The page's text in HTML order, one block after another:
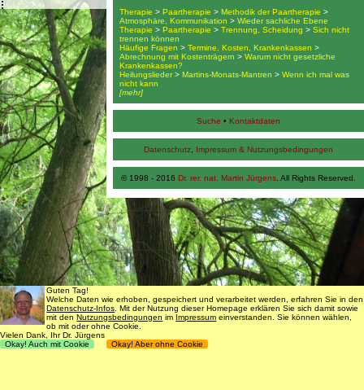
Therapie > Paartherapie > Methodik der Paartherapie >
Atmosphäre, Kommunikation > Wieder sachliche Ebene
Therapie > Paartherapie > Trennung, Scheidung > Sich nicht
trennen können
Häufige Fragen > Termine, Kosten, Krankenkassen >
Abrechnung mit Kostenträgern > Warum nicht gesetzliche
Krankenkassen?
Heilungslieder> Martins-Monats-Mantren > Wenn ich mal was
nicht kann
[mehr]
Suche • Kontaktdaten
Datenschutz Impressum & Nutzungsbedingungen
© 1998 - 2016 Dr. rer. nat. Martin Jürgens . All Rights Reserved.
Guten Tag!
Welche Daten wie erhoben, gespeichert und verarbeitet werden, erfahren Sie in den
Datenschutz-Infos . Mit der Nutzung dieser Homepage erklären Sie sich damit sowie
mit denNutzungsbedingungen im Impressum einverstanden. Sie können wählen,
ob mit oder ohne Cookie.
Vielen Dank, Ihr Dr. Jürgens
Okay! Auch mit Cookie
Okay! Aber ohne Cookie